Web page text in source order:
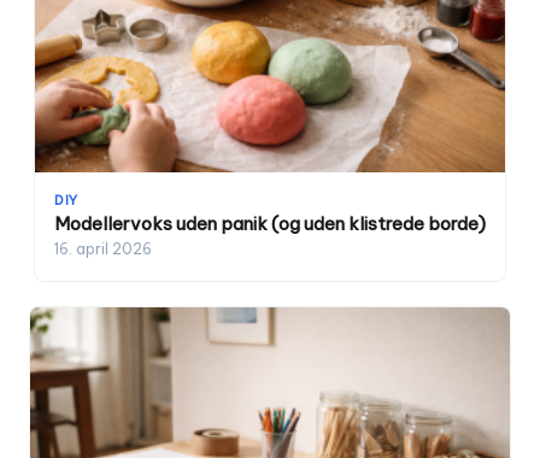
DIY
Modellervoks uden panik (og uden klistrede borde)
16. april 2026